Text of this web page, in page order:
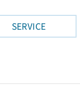
SERVICE